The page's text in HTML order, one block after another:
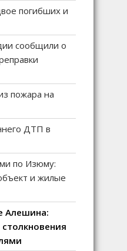
погибших и
сообщили о
пожара на
ДТП в
по Изюму:
и жилые
Алешина: